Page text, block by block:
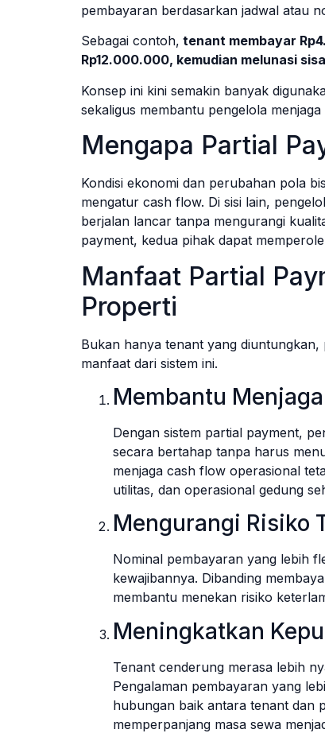
pembayaran berdasarkan jadwal atau
Sebagai contoh, tenant membayar
Rp12.000.000, kemudian melunasi
Konsep ini kini semakin banyak
sekaligus membantu pengelola
Mengapa Partial
Kondisi ekonomi dan perubahan pola
mengatur cash flow. Di sisi lain,
berjalan lancar tanpa mengurangi
payment, kedua pihak dapat
Manfaat Partial
Properti
Bukan hanya tenant yang
manfaat dari sistem ini.
Membantu
Dengan sistem partial payment,
secara bertahap tanpa harus
menjaga cash flow operasional
utilitas, dan operasional gedung
Mengurangi Risiko
Nominal pembayaran yang lebih
kewajibannya. Dibanding
membantu menekan risiko
Meningkatkan
Tenant cenderung merasa lebih
Pengalaman pembayaran yang
hubungan baik antara tenant dan
memperpanjang masa sewa